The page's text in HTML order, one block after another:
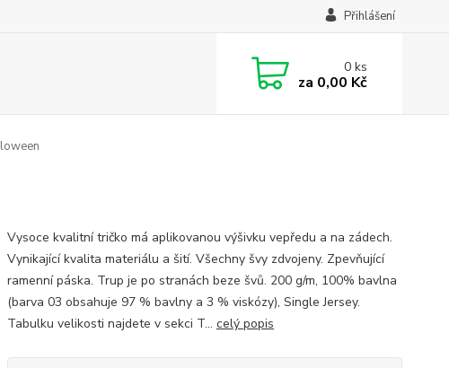
Přihlášení
0ks
za 0,00 Kč
Vysoce kvalitní tričko má aplikovanou výšivku vepředu a na zádech.
Vynikající kvalita materiálu a šití. Všechny švy zdvojeny. Zpevňující
ramenní páska. Trup je po stranách beze švů. 200 g/m, 100% bavlna
(barva 03 obsahuje 97 % bavlny a 3 % viskózy), Single Jersey.
Tabulku velikosti najdete v sekci T... celý popis